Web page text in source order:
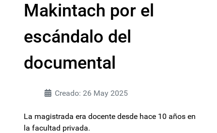
Makintach por el
escándalo del
documental
Creado: 26 May 2025
La magistrada era docente desde hace 10 años en
la facultad privada.